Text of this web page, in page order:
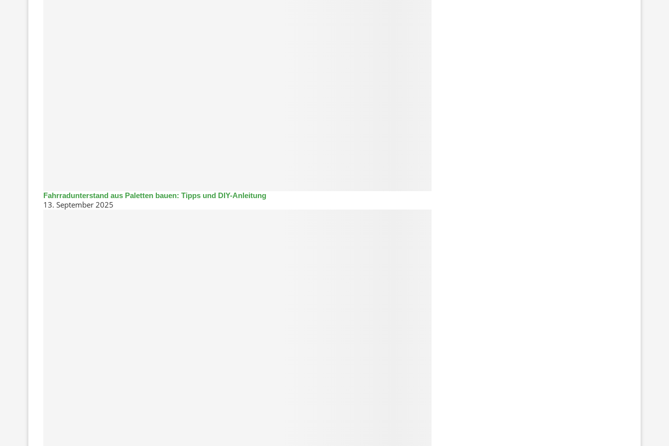
Fahrradunterstand aus Paletten bauen: Tipps und DIY-Anleitung
13. September 2025